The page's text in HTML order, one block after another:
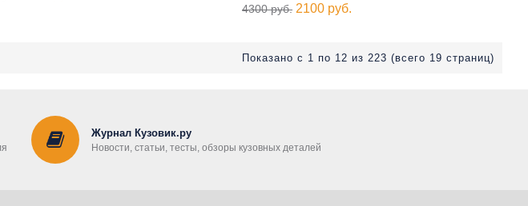
4300 руб. 2100 руб.
Показано с 1 по 12 из 223 (всего 19 страниц)
Журнал Кузовик.ру
Новости, статьи, тесты, обзоры кузовных деталей